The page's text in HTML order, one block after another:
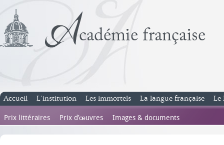
Accueil L’institution Les immortels La langue française Le
Prix littéraires Prix d’œuvres Images & documents